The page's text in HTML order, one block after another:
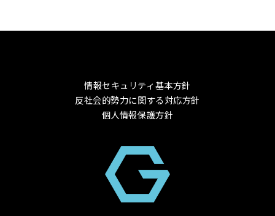
情報セキュリティ基本方針
反社会的勢力に関する対応方針
個人情報保護方針